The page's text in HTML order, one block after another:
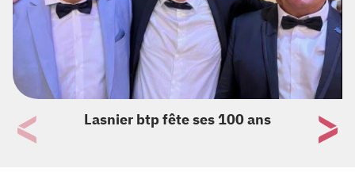
Lasnier btp fête ses 100 ans